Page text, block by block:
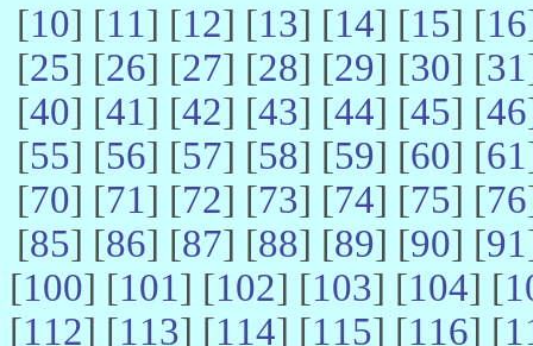
[10] [11] [12] [13] [14] [15] [16
[25] [26] [27] [28] [29] [30] [31
[40] [41] [42] [43] [44] [45] [46
[55] [56] [57] [58] [59] [60] [61
[70] [71] [72] [73] [74] [75] [76
[85] [86] [87] [88] [89] [90] [91
[100] [101] [102] [103] [104] [
[112] [113] [114] [115] [116] [